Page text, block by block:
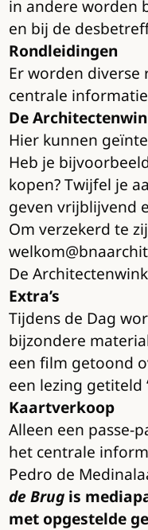
in andere worden
en bij de
Rondleidingen
Er worden
centrale
De
Hier kunnen
Heb je
kopen? Twijfel je
geven vrijblijvend
Om verzekerd te
De
Extra’s
Tijdens de Dag
bijzondere
een film getoond
een lezing getiteld
Kaartverkoop
Alleen een passe-
het centrale
Pedro de
de Brugis
met opgestelde